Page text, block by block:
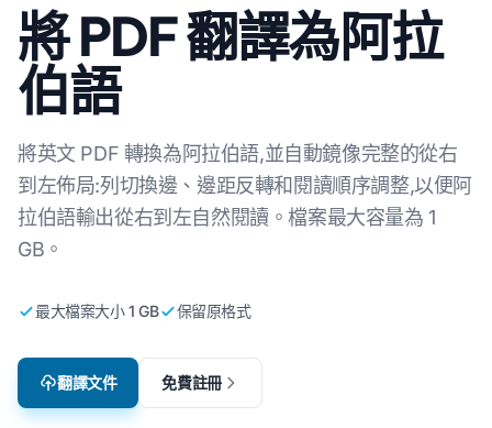
將 PDF 翻譯為阿拉
伯語
將英文 PDF 轉換為阿拉伯語,並自動鏡像完整的從右
到左佈局:列切換邊、邊距反轉和閱讀順序調整,以便阿
拉伯語輸出從右到左自然閱讀。檔案最大容量為 1
GB。
最大檔案大小 1 GB 保留原格式
翻譯文件 免費註冊